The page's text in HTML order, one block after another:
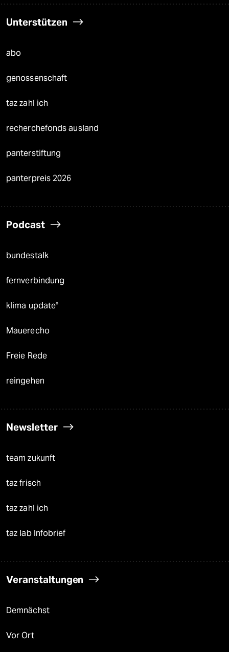
Unterstützen
abo
genossenschaft
taz zahl ich
recherchefonds ausland
panterstiftung
panterpreis 2026
Podcast
bundestalk
fernverbindung
klima update°
Mauerecho
Freie Rede
reingehen
Newsletter
team zukunft
taz frisch
taz zahl ich
taz lab Infobrief
Veranstaltungen
Demnächst
Vor Ort